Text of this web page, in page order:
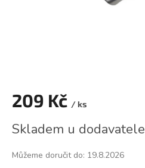
209 Kč / ks
cena:
Skladem u dodavatele
Můžeme doručit do: 19.8.2026